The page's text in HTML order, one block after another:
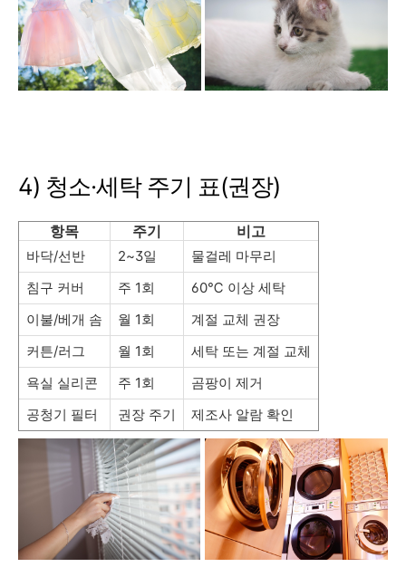
4) 청소·세탁 주기 표(권장)
항목 주기 비고
바닥/선반 2~3일
물걸레 마무리
침구 커버
주 1회
60℃ 이상 세탁
이불/베개 솜
월 1회
계절 교체 권장
커튼/러그
월 1회
세탁 또는 계절 교체
욕실 실리콘
주 1회
곰팡이 제거
공청기 필터
권장 주기 제조사 알람 확인